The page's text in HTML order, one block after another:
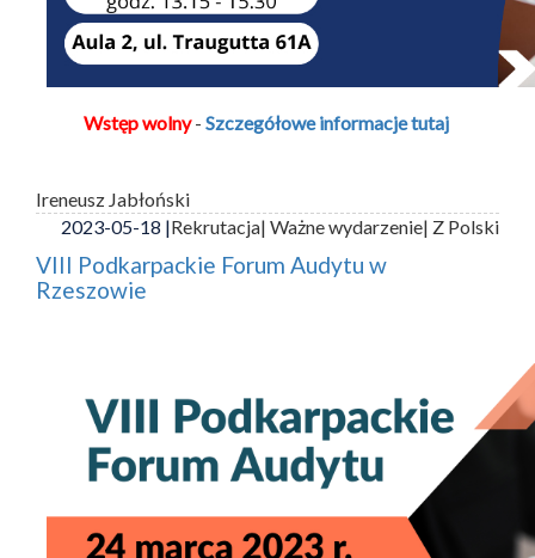
Wstęp wolny- Szczegółowe informacje tutaj
Ireneusz Jabłoński
2023-05-18 |Rekrutacja| Ważne wydarzenie| Z Polski
VIII Podkarpackie Forum Audytu w
Rzeszowie